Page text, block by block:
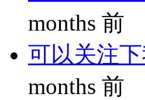
months 前
可以关注
months 前